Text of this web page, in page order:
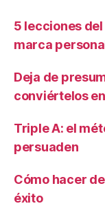
5 lecciones
marca
Deja de
conviértelos
Triple A: el
persuaden
Cómo hacer
éxito